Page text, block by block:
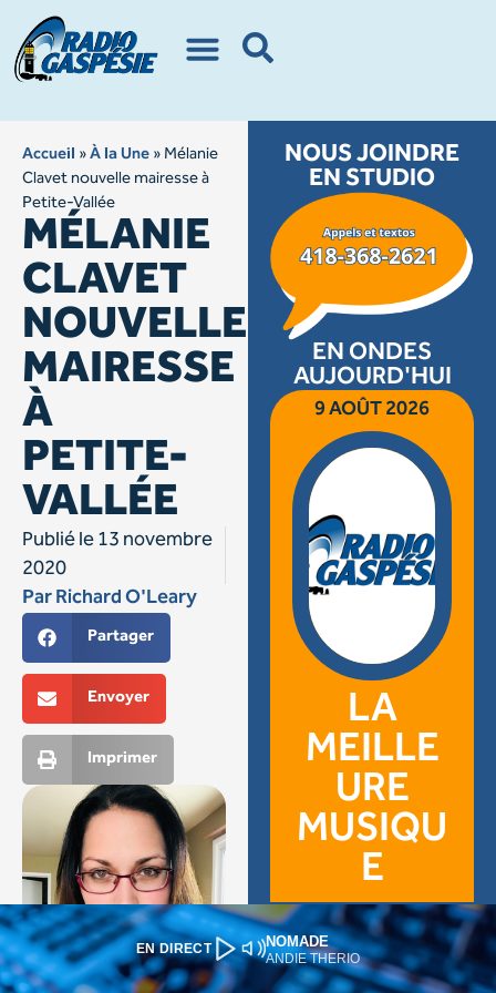
EN DIRECT NOMADE
ANDIE THERIO